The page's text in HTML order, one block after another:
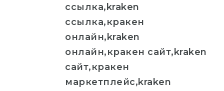
ссылка,kraken
ссылка,кракен
онлайн,kraken
онлайн,кракен сайт,kraken
сайт,кракен
маркетплейс,kraken